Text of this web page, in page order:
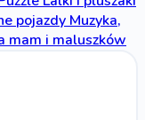
pojazdyMuzyka,
mam i maluszków